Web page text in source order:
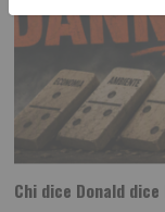
Chi dice Donald dice